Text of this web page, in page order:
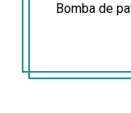
Bomba de